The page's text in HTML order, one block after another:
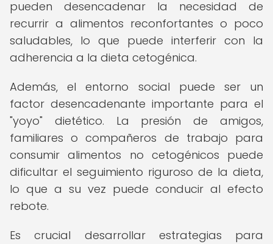
pueden desencadenar la necesidad de
recurrir a alimentos reconfortantes o poco
saludables, lo que puede interferir con la
adherencia a la dieta cetogénica.
Además, el entorno social puede ser un
factor desencadenante importante para el
"yoyo" dietético. La presión de amigos,
familiares o compañeros de trabajo para
consumir alimentos no cetogénicos puede
dificultar el seguimiento riguroso de la dieta,
lo que a su vez puede conducir al efecto
rebote.
Es crucial desarrollar estrategias para